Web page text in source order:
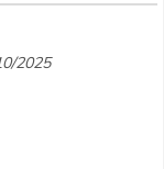
2025